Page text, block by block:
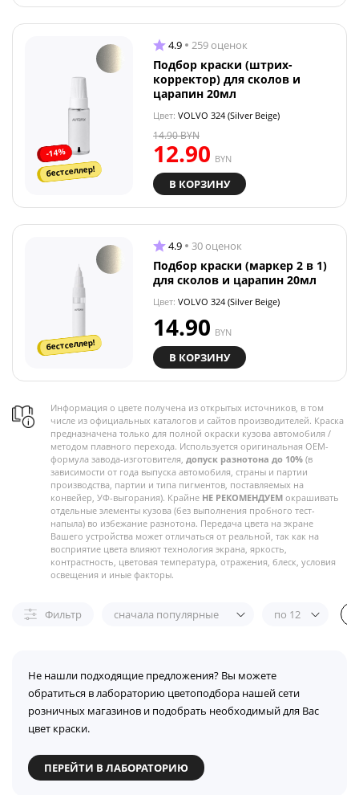
-14%
бестселлер!
4.9 259 оценок
Подбор краски (штрих-
корректор) для сколов и
царапин 20мл
Цвет: VOLVO 324 (Silver Beige)
12.90 BYN
14.90BYN
В КОРЗИНУ
бестселлер!
4.9 30 оценок
Подбор краски (маркер 2 в 1)
для сколов и царапин 20мл
Цвет: VOLVO 324 (Silver Beige)
14.90 BYN
В КОРЗИНУ
Информация о цвете получена из открытых источников, в том
числе из официальных каталогов и сайтов производителей. Краска
предназначена только для полной окраски кузова автомобиля /
методом плавного перехода. Используется оригинальная OEM-
формула завода-изготовителя, допуск разнотона до 10% (в
зависимости от года выпуска автомобиля, страны и партии
производства, партии и типа пигментов, поставляемых на
конвейер, УФ-выгорания). Крайне НЕ РЕКОМЕНДУЕМ окрашивать
отдельные элементы кузова (без выполнения пробного тест-
напыла) во избежание разнотона. Передача цвета на экране
Вашего устройства может отличаться от реальной, так как на
восприятие цвета влияют технология экрана, яркость,
контрастность, цветовая температура, отражения, блеск, условия
освещения и иные факторы.
Фильтр сначала популярные по 12
Не нашли подходящие предложения? Вы можете
обратиться в лабораторию цветоподбора нашей сети
розничных магазинов и подобрать необходимый для Вас
цвет краски.
ПЕРЕЙТИ В ЛАБОРАТОРИЮ